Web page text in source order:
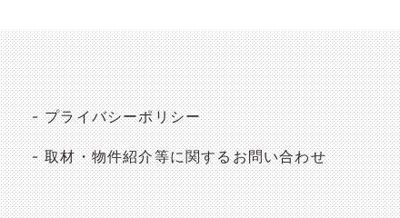
プライバシーポリシー
取材・物件紹介等に関するお問い合わせ